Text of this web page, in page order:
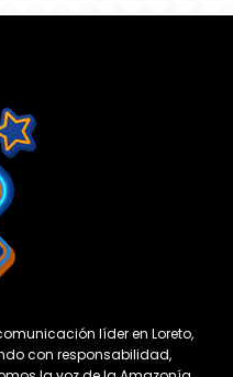
líder en Loreto,
con responsabilidad,